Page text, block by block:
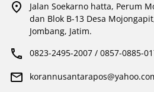
Jalan Soekarno hatta, Perum
dan Blok B-13 Desa
Jombang, Jatim.
0823-2495-2007 / 0857-0885-